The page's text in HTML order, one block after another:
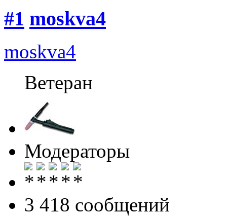
#1 moskva4
moskva4
Ветеран
Модераторы
3 418 cообщений